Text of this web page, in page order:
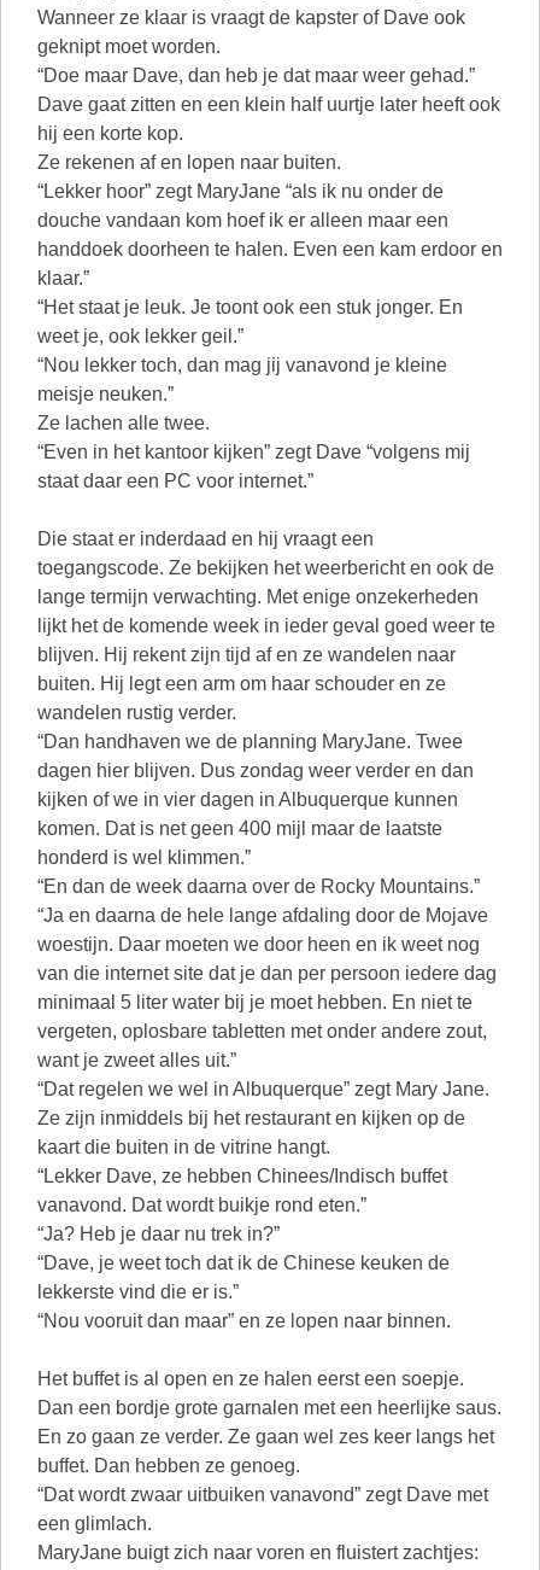
Wanneer ze klaar is vraagt de kapster of Dave ook
geknipt moet worden.
“Doe maar Dave, dan heb je dat maar weer gehad.”
Dave gaat zitten en een klein half uurtje later heeft ook
hij een korte kop.
Ze rekenen af en lopen naar buiten.
“Lekker hoor” zegt MaryJane “als ik nu onder de
douche vandaan kom hoef ik er alleen maar een
handdoek doorheen te halen. Even een kam erdoor en
klaar.”
“Het staat je leuk. Je toont ook een stuk jonger. En
weet je, ook lekker geil.”
“Nou lekker toch, dan mag jij vanavond je kleine
meisje neuken.”
Ze lachen alle twee.
“Even in het kantoor kijken” zegt Dave “volgens mij
staat daar een PC voor internet.”
Die staat er inderdaad en hij vraagt een
toegangscode. Ze bekijken het weerbericht en ook de
lange termijn verwachting. Met enige onzekerheden
lijkt het de komende week in ieder geval goed weer te
blijven. Hij rekent zijn tijd af en ze wandelen naar
buiten. Hij legt een arm om haar schouder en ze
wandelen rustig verder.
“Dan handhaven we de planning MaryJane. Twee
dagen hier blijven. Dus zondag weer verder en dan
kijken of we in vier dagen in Albuquerque kunnen
komen. Dat is net geen 400 mijl maar de laatste
honderd is wel klimmen.”
“En dan de week daarna over de Rocky Mountains.”
“Ja en daarna de hele lange afdaling door de Mojave
woestijn. Daar moeten we door heen en ik weet nog
van die internet site dat je dan per persoon iedere dag
minimaal 5 liter water bij je moet hebben. En niet te
vergeten, oplosbare tabletten met onder andere zout,
want je zweet alles uit.”
“Dat regelen we wel in Albuquerque” zegt Mary Jane.
Ze zijn inmiddels bij het restaurant en kijken op de
kaart die buiten in de vitrine hangt.
“Lekker Dave, ze hebben Chinees/Indisch buffet
vanavond. Dat wordt buikje rond eten.”
“Ja? Heb je daar nu trek in?”
“Dave, je weet toch dat ik de Chinese keuken de
lekkerste vind die er is.”
“Nou vooruit dan maar” en ze lopen naar binnen.
Het buffet is al open en ze halen eerst een soepje.
Dan een bordje grote garnalen met een heerlijke saus.
En zo gaan ze verder. Ze gaan wel zes keer langs het
buffet. Dan hebben ze genoeg.
“Dat wordt zwaar uitbuiken vanavond” zegt Dave met
een glimlach.
MaryJane buigt zich naar voren en fluistert zachtjes: